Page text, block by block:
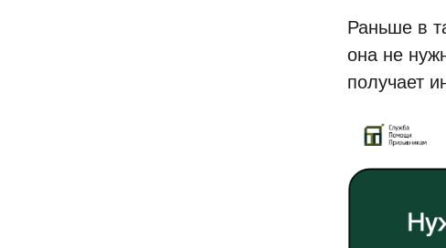
Раньше в
она не
получает